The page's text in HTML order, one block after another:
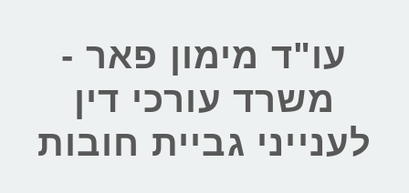
עו"ד מימון פאר -
משרד עורכי דין
לענייני גביית חובות